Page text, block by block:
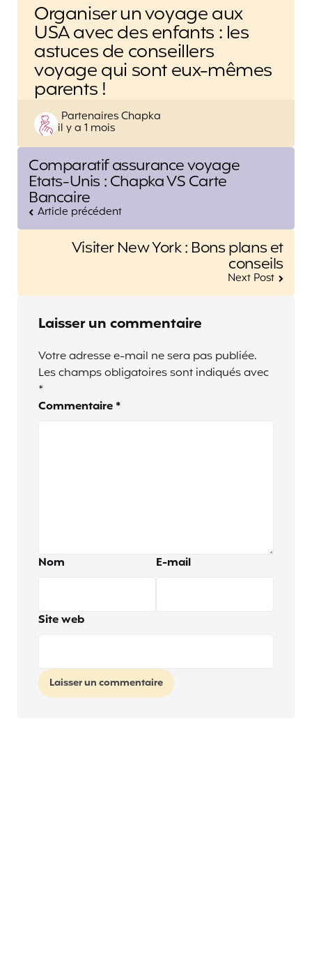
Organiser un voyage aux
USA avec des enfants : les
astuces de conseillers
voyage qui sont eux-mêmes
parents !
Posted
by
Partenaires Chapka
il y a 1 mois
Post
navigation
Comparatif assurance voyage
Etats-Unis : Chapka VS Carte
Bancaire
Article précédent
Visiter New York : Bons plans et
conseils
Next Post
Laisser un commentaire
Votre adresse e-mail ne sera pas publiée.
Les champs obligatoires sont indiqués avec
*
Commentaire *
Nom E-mail
Site web